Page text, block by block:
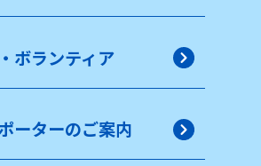
ボランティア
ーターのご案内